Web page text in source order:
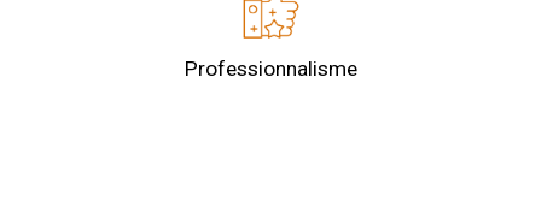
Professionnalisme